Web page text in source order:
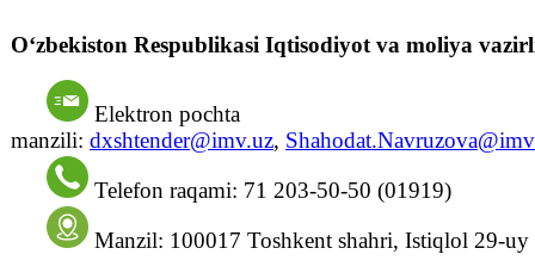
O‘zbekiston Respublikasi Iqtisodiyot va moliya
Elektron pochta
manzili: dxshtender@imv.uz,
Telefon raqami: 71 203-50-50 (01919)
Manzil: 100017 Toshkent shahri, Istiqlol 29-uy